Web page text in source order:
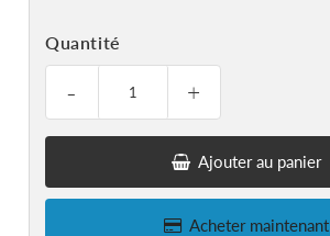
Quantité
+
-
Ajouter au panier
Acheter maintenant